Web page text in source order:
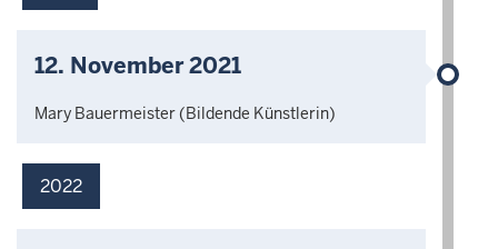
12. November 2021
Mary Bauermeister (Bildende Künstlerin)
2022